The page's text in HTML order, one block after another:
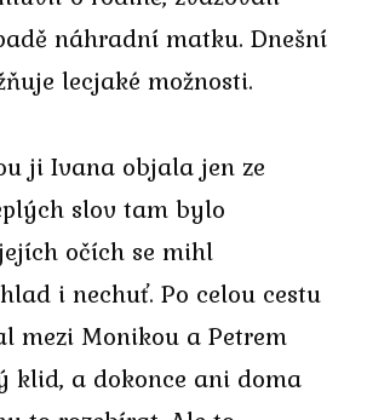
náhradní matku. Dnešní
lecjaké možnosti.
ji Ivana objala jen ze
slov tam bylo
očích se mihl
i nechuť. Po celou cestu
mezi Monikou a Petrem
klid, a dokonce ani doma